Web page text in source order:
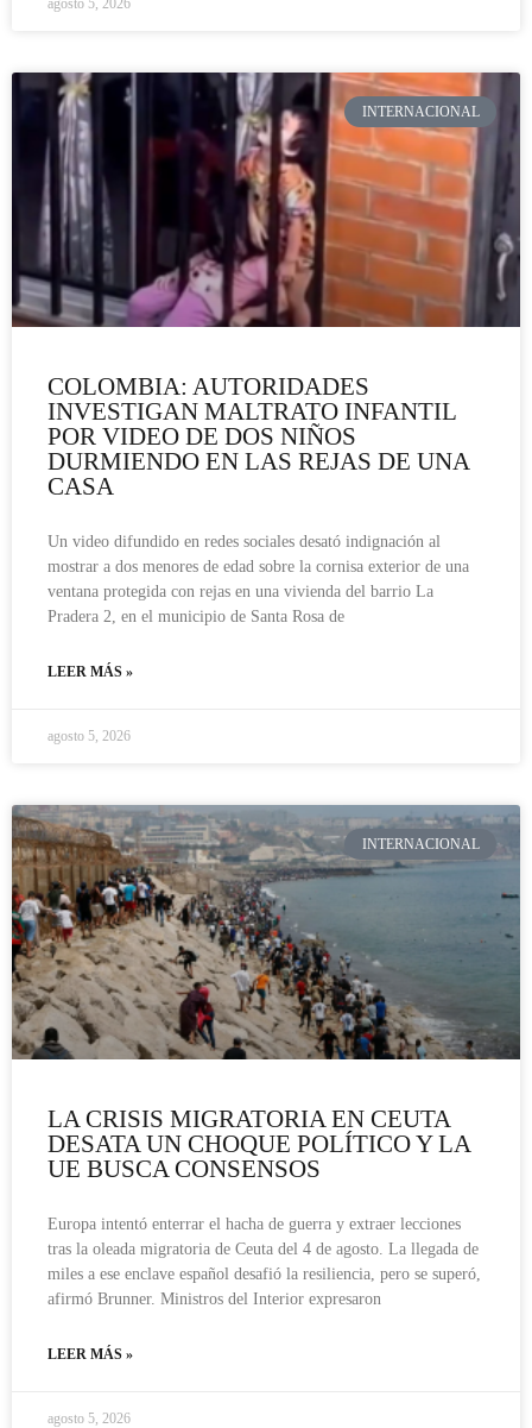
INTERNACIONAL
COLOMBIA: AUTORIDADES
INVESTIGAN MALTRATO INFANTIL
POR VIDEO DE DOS NIÑOS
DURMIENDO EN LAS REJAS DE UNA
CASA
Un video difundido en redes sociales desató indignación al
mostrar a dos menores de edad sobre la cornisa exterior de una
ventana protegida con rejas en una vivienda del barrio La
Pradera 2, en el municipio de Santa Rosa de
LEER MÁS »
agosto 5, 2026
INTERNACIONAL
LA CRISIS MIGRATORIA EN CEUTA
DESATA UN CHOQUE POLÍTICO Y LA
UE BUSCA CONSENSOS
Europa intentó enterrar el hacha de guerra y extraer lecciones
tras la oleada migratoria de Ceuta del 4 de agosto. La llegada de
miles a ese enclave español desafió la resiliencia, pero se superó,
afirmó Brunner. Ministros del Interior expresaron
LEER MÁS »
agosto 5, 2026